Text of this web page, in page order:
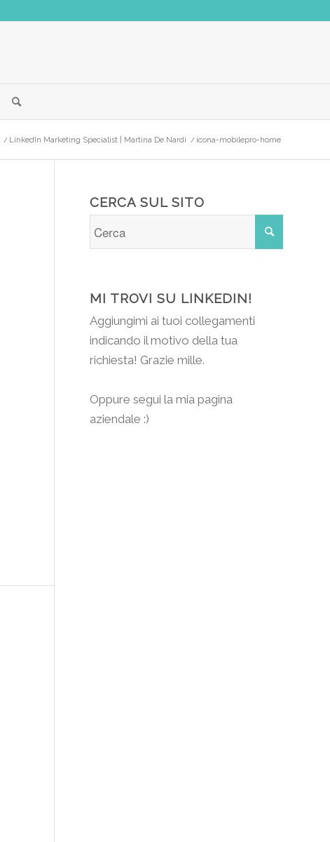
/ LinkedIn Marketing Specialist | Martina De Nardi / icona-mobilepro-home
CERCA SUL SITO
MI TROVI SU LINKEDIN!
Aggiungimi ai tuoi collegamenti
indicando il motivo della tua
richiesta! Grazie mille.
Oppure segui la mia pagina
aziendale :)